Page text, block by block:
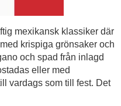
mexikansk klassiker där
krispiga grönsaker och
och spad från inlagd
eller med
vardags som till fest. Det